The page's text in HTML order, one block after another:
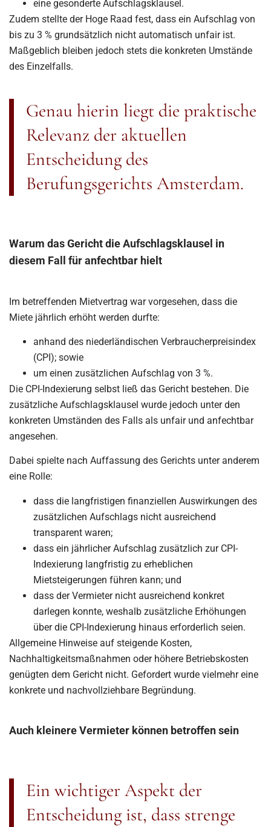
eine gesonderte Aufschlagsklausel.
Zudem stellte der Hoge Raad fest, dass ein Aufschlag von
bis zu 3 % grundsätzlich nicht automatisch unfair ist.
Maßgeblich bleiben jedoch stets die konkreten Umstände
des Einzelfalls.
Genau hierin liegt die praktische
Relevanz der aktuellen
Entscheidung des
Berufungsgerichts Amsterdam.
Warum das Gericht die Aufschlagsklausel in
diesem Fall für anfechtbar hielt
Im betreffenden Mietvertrag war vorgesehen, dass die
Miete jährlich erhöht werden durfte:
anhand des niederländischen Verbraucherpreisindex
(CPI); sowie
um einen zusätzlichen Aufschlag von 3 %.
Die CPI-Indexierung selbst ließ das Gericht bestehen. Die
zusätzliche Aufschlagsklausel wurde jedoch unter den
konkreten Umständen des Falls als unfair und anfechtbar
angesehen.
Dabei spielte nach Auffassung des Gerichts unter anderem
eine Rolle:
dass die langfristigen finanziellen Auswirkungen des
zusätzlichen Aufschlags nicht ausreichend
transparent waren;
dass ein jährlicher Aufschlag zusätzlich zur CPI-
Indexierung langfristig zu erheblichen
Mietsteigerungen führen kann; und
dass der Vermieter nicht ausreichend konkret
darlegen konnte, weshalb zusätzliche Erhöhungen
über die CPI-Indexierung hinaus erforderlich seien.
Allgemeine Hinweise auf steigende Kosten,
Nachhaltigkeitsmaßnahmen oder höhere Betriebskosten
genügten dem Gericht nicht. Gefordert wurde vielmehr eine
konkrete und nachvollziehbare Begründung.
Auch kleinere Vermieter können betroffen sein
Ein wichtiger Aspekt der
Entscheidung ist, dass strenge